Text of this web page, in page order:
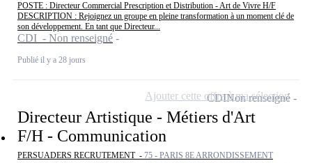
POSTE : Directeur Commercial Prescription et Distribution - Art de Vivre H/F
DESCRIPTION : Rejoignez un groupe en pleine transformation à un moment clé de
son développement. En tant que Directeur...
CDI - Non renseigné
Publié il y a 28 jours
Directeur Artistique - Métiers d'Art
F/H - Communication
PERSUADERS RECRUTEMENT - 75 - PARIS 8E ARRONDISSEMENT
CDINon renseigné
Ajouter cette offre à ma sélection